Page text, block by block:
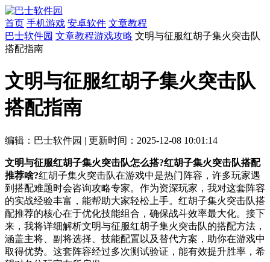
首页 手机游戏 安卓软件 文章教程
巴士软件园 文章教程游戏攻略 文明与征服红胡子集火突击队
搭配指南
文明与征服红胡子集火突击队
搭配指南
编辑：巴士软件园 | 更新时间：2025-12-08 10:01:14
文明与征服红胡子集火突击队怎么搭?红胡子集火突击队搭配
推荐啥?红胡子集火突击队在游戏中是热门阵容，许多玩家遇
到搭配难题时会咨询攻略专家。作为资深玩家，我对这套阵容
的实战经验丰富，能帮助大家轻松上手。红胡子集火突击队搭
配推荐的核心在于优化技能组合，确保战斗效率最大化。接下
来，我将详细解析文明与征服红胡子集火突击队的搭配方法，
涵盖主将、副将选择、技能配置以及替代方案，助你在游戏中
取得优势。这套阵容经过多次测试验证，能有效提升胜率，希